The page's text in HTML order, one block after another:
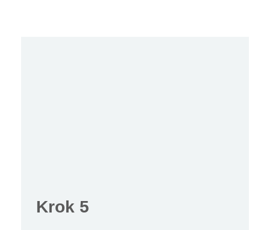
Krok 5